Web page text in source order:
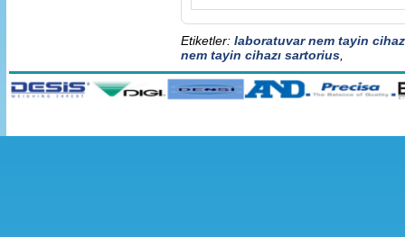
Etiketler: laboratuvar nem tayin
nem tayin cihazı sartorius